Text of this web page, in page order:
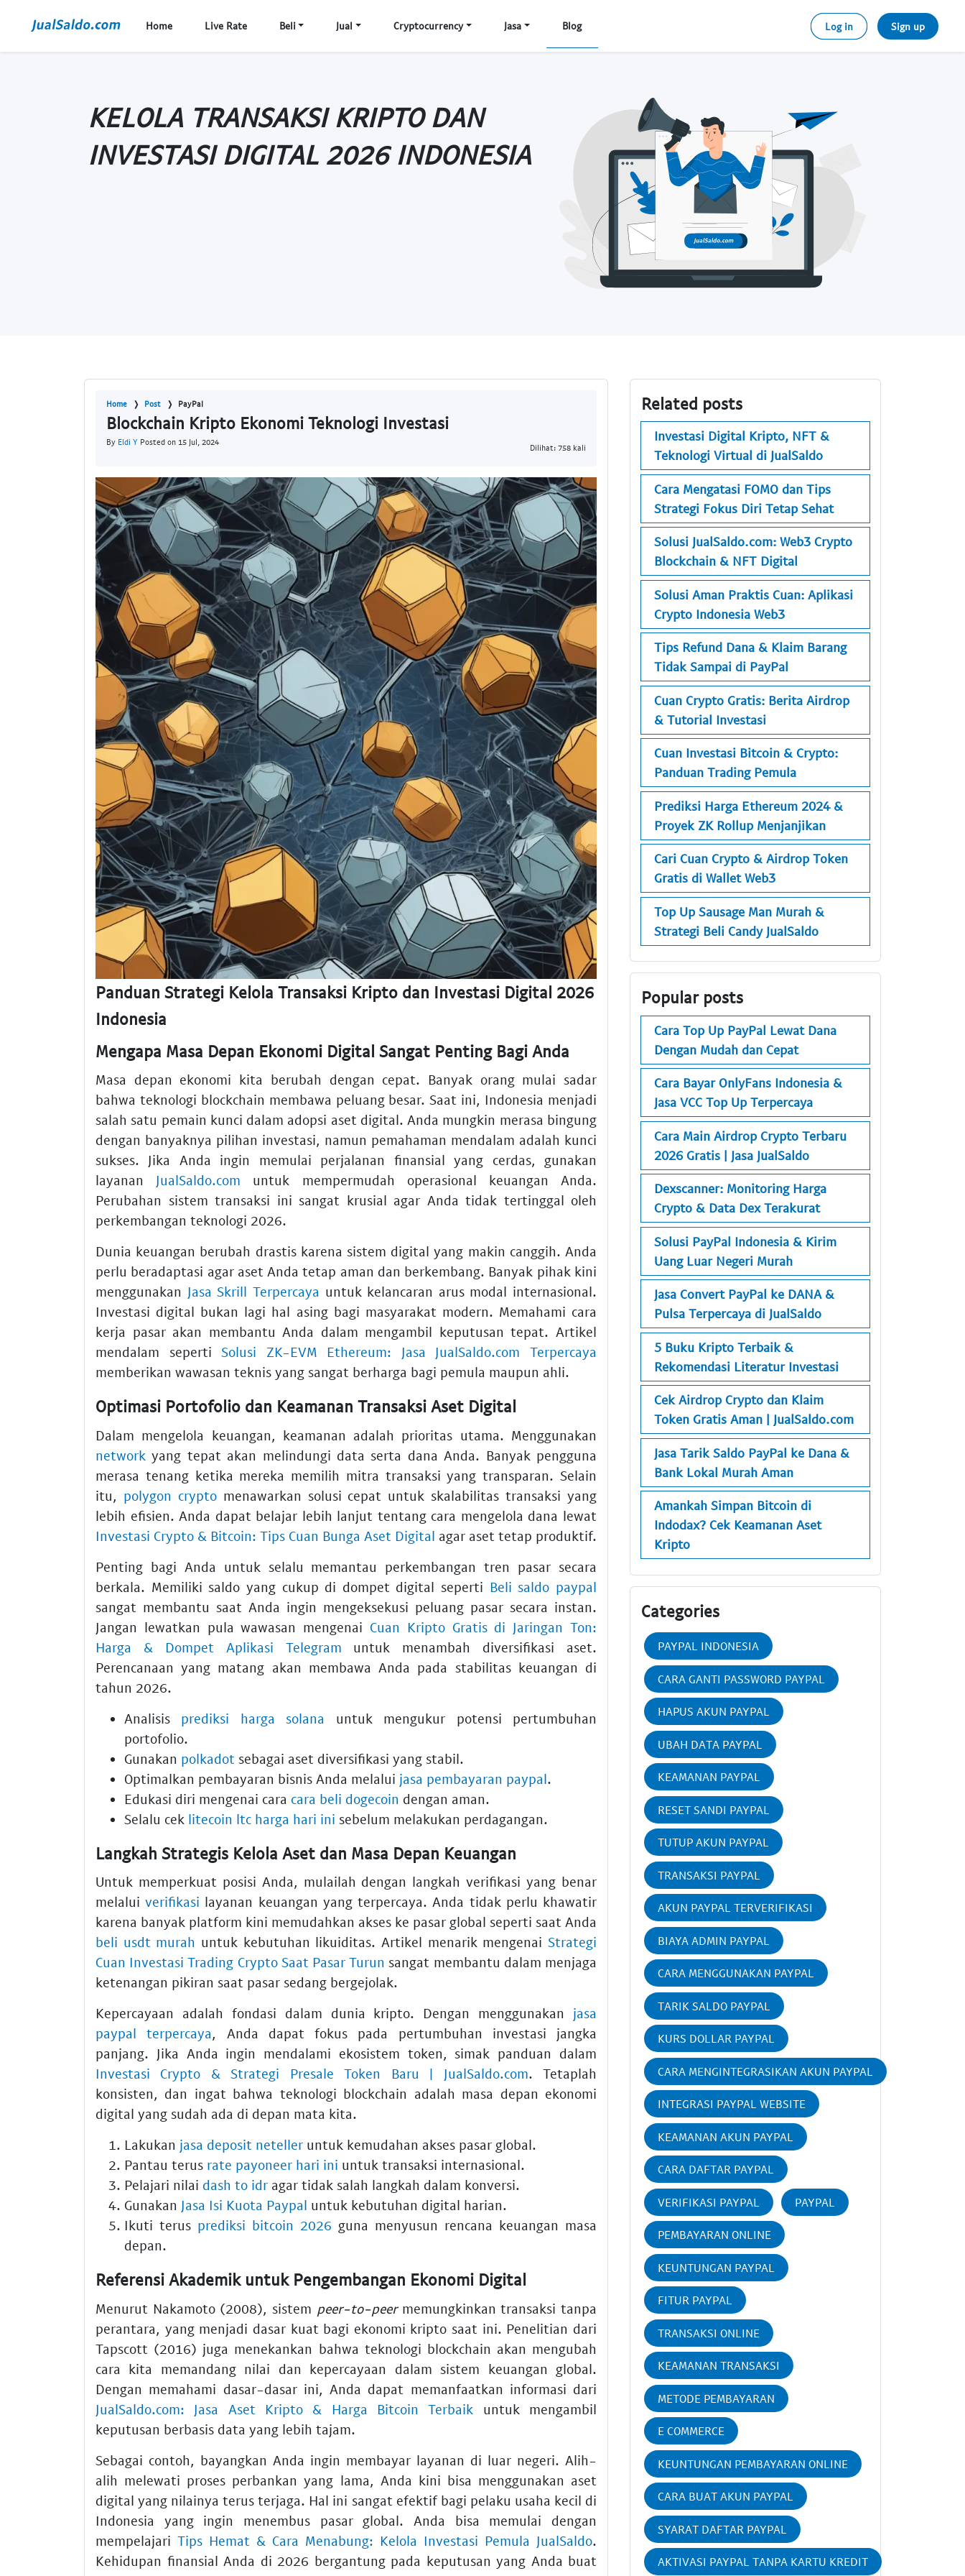
Home Live Rate Beli Jual Cryptocurrency Jasa Blog Log in Sign up
KELOLA TRANSAKSI KRIPTO DAN
INVESTASI DIGITAL 2026 INDONESIA
Home Post PayPal
Blockchain Kripto Ekonomi Teknologi Investasi
By Eldi Y Posted on 15 Jul, 2024
Dilihat: 758 kali
Panduan Strategi Kelola Transaksi Kripto dan Investasi Digital 2026
Indonesia
Mengapa Masa Depan Ekonomi Digital Sangat Penting Bagi Anda
Masa depan ekonomi kita berubah dengan cepat. Banyak orang mulai sadar
bahwa teknologi blockchain membawa peluang besar. Saat ini, Indonesia menjadi
salah satu pemain kunci dalam adopsi aset digital. Anda mungkin merasa bingung
dengan banyaknya pilihan investasi, namun pemahaman mendalam adalah kunci
sukses. Jika Anda ingin memulai perjalanan finansial yang cerdas, gunakan
layanan JualSaldo.com untuk mempermudah operasional keuangan Anda.
Perubahan sistem transaksi ini sangat krusial agar Anda tidak tertinggal oleh
perkembangan teknologi 2026.
Dunia keuangan berubah drastis karena sistem digital yang makin canggih. Anda
perlu beradaptasi agar aset Anda tetap aman dan berkembang. Banyak pihak kini
menggunakan Jasa Skrill Terpercaya untuk kelancaran arus modal internasional.
Investasi digital bukan lagi hal asing bagi masyarakat modern. Memahami cara
kerja pasar akan membantu Anda dalam mengambil keputusan tepat. Artikel
mendalam sepertiSolusi ZK-EVM Ethereum: Jasa JualSaldo.com Terpercaya
memberikan wawasan teknis yang sangat berharga bagi pemula maupun ahli.
Optimasi Portofolio dan Keamanan Transaksi Aset Digital
Dalam mengelola keuangan, keamanan adalah prioritas utama. Menggunakan
network yang tepat akan melindungi data serta dana Anda. Banyak pengguna
merasa tenang ketika mereka memilih mitra transaksi yang transparan. Selain
itu, polygon cryptomenawarkan solusi cepat untuk skalabilitas transaksi yang
lebih efisien. Anda dapat belajar lebih lanjut tentang cara mengelola dana lewat
Investasi Crypto & Bitcoin: Tips Cuan Bunga Aset Digital agar aset tetap produktif.
Penting bagi Anda untuk selalu memantau perkembangan tren pasar secara
berkala. Memiliki saldo yang cukup di dompet digital seperti Beli saldo paypal
sangat membantu saat Anda ingin mengeksekusi peluang pasar secara instan.
Jangan lewatkan pula wawasan mengenai Cuan Kripto Gratis di Jaringan Ton:
Harga & Dompet Aplikasi Telegram untuk menambah diversifikasi aset.
Perencanaan yang matang akan membawa Anda pada stabilitas keuangan di
tahun 2026.
Analisis prediksi harga solana untuk mengukur potensi pertumbuhan
portofolio.
Gunakan polkadot sebagai aset diversifikasi yang stabil.
Optimalkan pembayaran bisnis Anda melalui jasa pembayaran paypal.
Edukasi diri mengenai cara cara beli dogecoin dengan aman.
Selalu cek litecoin ltc harga hari ini sebelum melakukan perdagangan.
Langkah Strategis Kelola Aset dan Masa Depan Keuangan
Untuk memperkuat posisi Anda, mulailah dengan langkah verifikasi yang benar
melaluiverifikasi layanan keuangan yang terpercaya. Anda tidak perlu khawatir
karena banyak platform kini memudahkan akses ke pasar global seperti saat Anda
beli usdt murah untuk kebutuhan likuiditas. Artikel menarik mengenaiStrategi
Cuan Investasi Trading Crypto Saat Pasar Turun sangat membantu dalam menjaga
ketenangan pikiran saat pasar sedang bergejolak.
Kepercayaan adalah fondasi dalam dunia kripto. Dengan menggunakan jasa
paypal terpercaya, Anda dapat fokus pada pertumbuhan investasi jangka
panjang. Jika Anda ingin mendalami ekosistem token, simak panduan dalam
Investasi Crypto & Strategi Presale Token Baru | JualSaldo.com. Tetaplah
konsisten, dan ingat bahwa teknologi blockchain adalah masa depan ekonomi
digital yang sudah ada di depan mata kita.
Lakukan jasa deposit neteller untuk kemudahan akses pasar global.
Pantau terus rate payoneer hari ini untuk transaksi internasional.
Pelajari nilai dash to idr agar tidak salah langkah dalam konversi.
Gunakan Jasa Isi Kuota Paypal untuk kebutuhan digital harian.
Ikuti terus prediksi bitcoin 2026 guna menyusun rencana keuangan masa
depan.
Referensi Akademik untuk Pengembangan Ekonomi Digital
Menurut Nakamoto (2008), sistem peer-to-peermemungkinkan transaksi tanpa
perantara, yang menjadi dasar kuat bagi ekonomi kripto saat ini. Penelitian dari
Tapscott (2016) juga menekankan bahwa teknologi blockchain akan mengubah
cara kita memandang nilai dan kepercayaan dalam sistem keuangan global.
Dengan memahami dasar-dasar ini, Anda dapat memanfaatkan informasi dari
JualSaldo.com: Jasa Aset Kripto & Harga Bitcoin Terbaik untuk mengambil
keputusan berbasis data yang lebih tajam.
Sebagai contoh, bayangkan Anda ingin membayar layanan di luar negeri. Alih-
alih melewati proses perbankan yang lama, Anda kini bisa menggunakan aset
digital yang nilainya terus terjaga. Hal ini sangat efektif bagi pelaku usaha kecil di
Indonesia yang ingin menembus pasar global. Anda bisa memulai dengan
mempelajari Tips Hemat & Cara Menabung: Kelola Investasi Pemula JualSaldo.
Kehidupan finansial Anda di 2026 bergantung pada keputusan yang Anda buat
Related posts
Investasi Digital Kripto, NFT &
Teknologi Virtual di JualSaldo
Cara Mengatasi FOMO dan Tips
Strategi Fokus Diri Tetap Sehat
Solusi JualSaldo.com: Web3 Crypto
Blockchain & NFT Digital
Solusi Aman Praktis Cuan: Aplikasi
Crypto Indonesia Web3
Tips Refund Dana & Klaim Barang
Tidak Sampai di PayPal
Cuan Crypto Gratis: Berita Airdrop
& Tutorial Investasi
Cuan Investasi Bitcoin & Crypto:
Panduan Trading Pemula
Prediksi Harga Ethereum 2024 &
Proyek ZK Rollup Menjanjikan
Cari Cuan Crypto & Airdrop Token
Gratis di Wallet Web3
Top Up Sausage Man Murah &
Strategi Beli Candy JualSaldo
Popular posts
Cara Top Up PayPal Lewat Dana
Dengan Mudah dan Cepat
Cara Bayar OnlyFans Indonesia &
Jasa VCC Top Up Terpercaya
Cara Main Airdrop Crypto Terbaru
2026 Gratis | Jasa JualSaldo
Dexscanner: Monitoring Harga
Crypto & Data Dex Terakurat
Solusi PayPal Indonesia & Kirim
Uang Luar Negeri Murah
Jasa Convert PayPal ke DANA &
Pulsa Terpercaya di JualSaldo
5 Buku Kripto Terbaik &
Rekomendasi Literatur Investasi
Cek Airdrop Crypto dan Klaim
Token Gratis Aman | JualSaldo.com
Jasa Tarik Saldo PayPal ke Dana &
Bank Lokal Murah Aman
Amankah Simpan Bitcoin di
Indodax? Cek Keamanan Aset
Kripto
Categories
PAYPAL INDONESIA
CARA GANTI PASSWORD PAYPAL
HAPUS AKUN PAYPAL
UBAH DATA PAYPAL
KEAMANAN PAYPAL
RESET SANDI PAYPAL
TUTUP AKUN PAYPAL
TRANSAKSI PAYPAL
AKUN PAYPAL TERVERIFIKASI
BIAYA ADMIN PAYPAL
CARA MENGGUNAKAN PAYPAL
TARIK SALDO PAYPAL
KURS DOLLAR PAYPAL
CARA MENGINTEGRASIKAN AKUN PAYPAL
INTEGRASI PAYPAL WEBSITE
KEAMANAN AKUN PAYPAL
CARA DAFTAR PAYPAL
VERIFIKASI PAYPAL PAYPAL
PEMBAYARAN ONLINE
KEUNTUNGAN PAYPAL
FITUR PAYPAL
TRANSAKSI ONLINE
KEAMANAN TRANSAKSI
METODE PEMBAYARAN
E COMMERCE
KEUNTUNGAN PEMBAYARAN ONLINE
CARA BUAT AKUN PAYPAL
SYARAT DAFTAR PAYPAL
AKTIVASI PAYPAL TANPA KARTU KREDIT